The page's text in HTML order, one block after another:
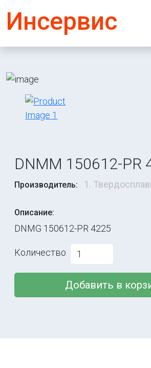
Инсервис
DNMM 150612-PR
Производитель: 1.
Описание:
DNMG 150612-PR 4225
Количество
Добавить в